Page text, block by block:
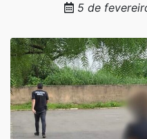
5 de